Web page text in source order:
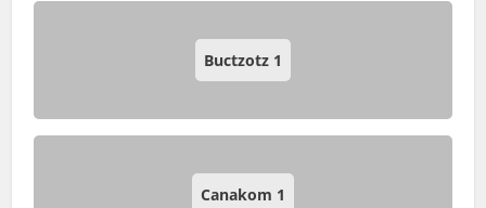
Buctzotz 1
Canakom 1